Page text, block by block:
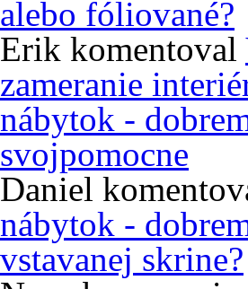
alebo fóliované?
Erik komentoval
zameranie
nábytok -
svojpomocne
Daniel
nábytok -
vstavanej skrine?